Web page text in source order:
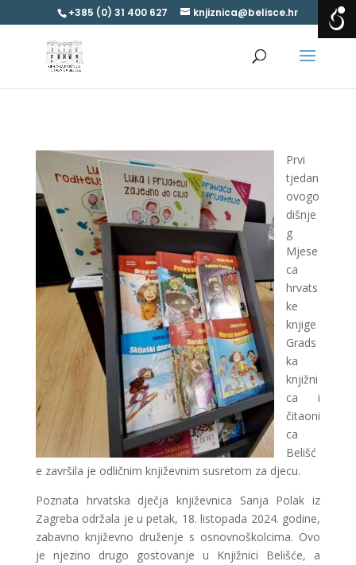
+385 (0) 31 400 627 knjiznica@belisce.hr
Prvi
tjedan
ovogo
dišnje
g
Mjese
ca
hrvats
ke
knjige
Grads
ka
knjižni
ca i
čitaoni
ca
Belišć
e završila je odličnim književnim susretom za djecu.
Poznata hrvatska dječja književnica Sanja Polak iz
Zagreba održala je u petak, 18. listopada 2024. godine,
zabavno književno druženje s osnovnoškolcima. Ovo
je njezino drugo gostovanje u Knjižnici Belišće, a